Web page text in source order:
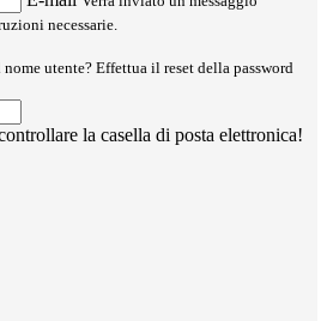
necessarie.
utente? Effettua il reset della password
la casella di posta elettronica!